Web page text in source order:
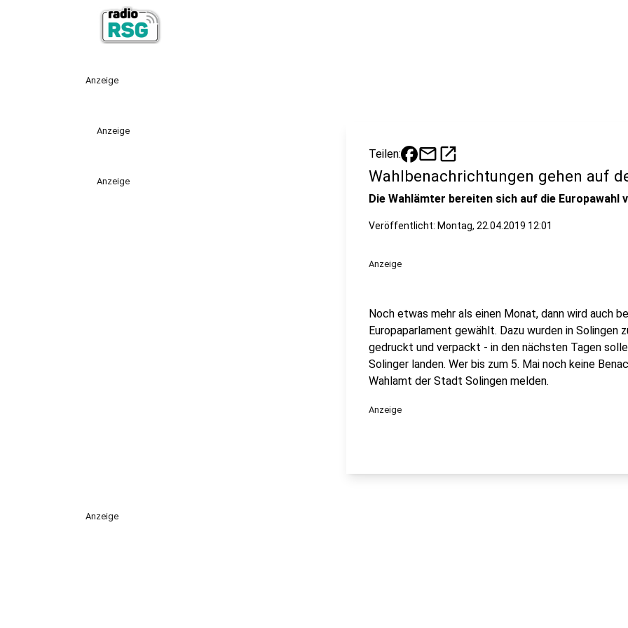
Anzeige
Anzeige
Anzeige
Teilen: mailopen_in_new
Wahlbenachrichtungen gehen auf
Die Wahlämter bereiten sich auf die Europawahl
Veröffentlicht: Montag, 22.04.2019 12:01
Anzeige
Noch etwas mehr als einen Monat, dann wird auch
Europaparlament gewählt. Dazu wurden in
gedruckt und verpackt - in den nächsten Tagen
Solinger landen. Wer bis zum 5. Mai noch keine
Wahlamt der Stadt Solingen melden.
Anzeige
Anzeige